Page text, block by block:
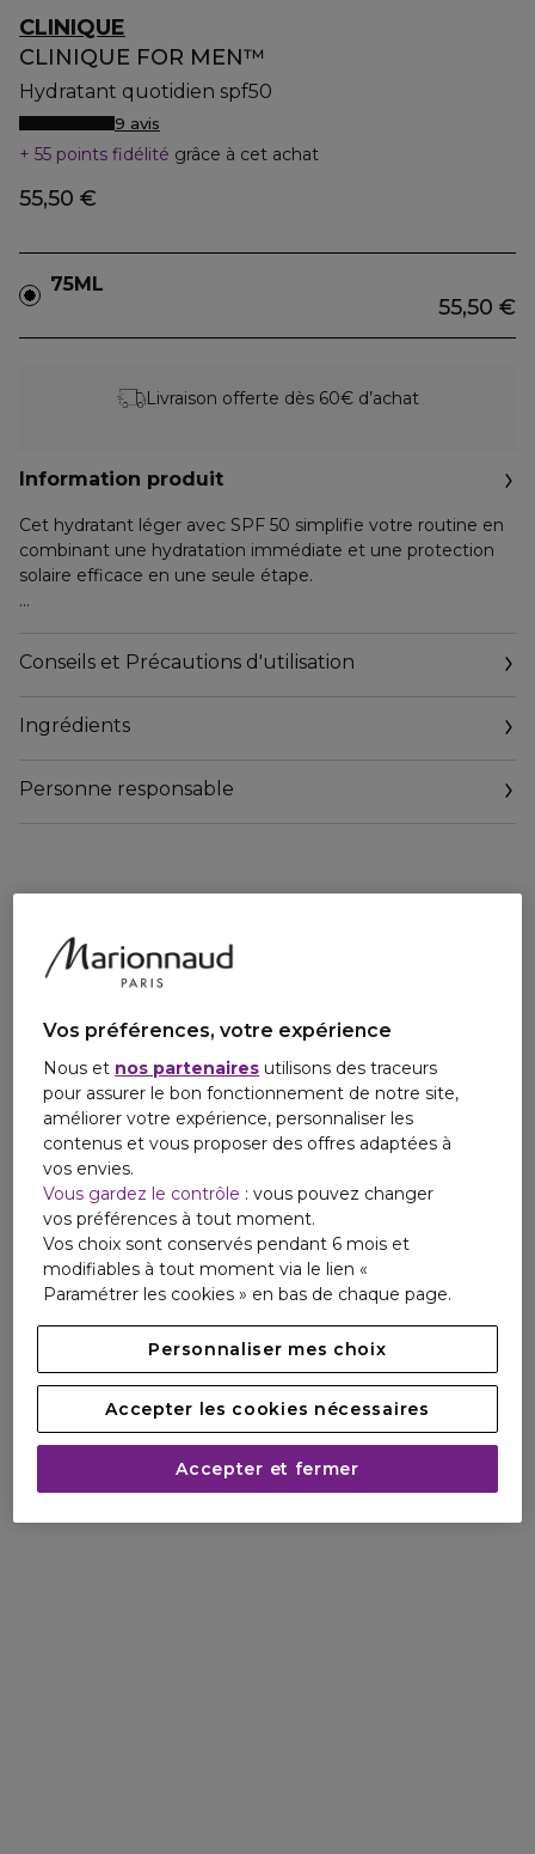
CLINIQUE
CLINIQUE FOR MEN™
Hydratant quotidien spf50
9 avis
55 points fidélité grâce à cet achat
55,50 €
75ML
55,50 €
Livraison offerte dès 60€ d’achat
Information produit
Cet hydratant léger avec SPF 50 simplifie votre routine en
combinant une hydratation immédiate et une protection
solaire efficace en une seule étape.
peau, tandis que sa formule aide à la protéger des rayons
UVA/UVB, responsables du vieillissement prématuré.
renforcée. Sa texture soyeuse, non grasse et sans fini blanc
protégée tout au long de la journée.
- Caféine : apaise la peau fraîchement rasée et contribue à
la protéger grâce à son pouvoir hydratant.
Développé par des dermatologues.
Convient aux peaux sensibles.
Conseils et Précautions d'utilisation
Ingrédients
Personne responsable
Vos préférences, votre expérience
Nous et nos partenaires utilisons des traceurs
pour assurer le bon fonctionnement de notre site,
améliorer votre expérience, personnaliser les
contenus et vous proposer des offres adaptées à
vos envies.
Vous gardez le contrôle : vous pouvez changer
vos préférences à tout moment.
Vos choix sont conservés pendant 6 mois et
modifiables à tout moment via le lien «
Paramétrer les cookies » en bas de chaque page.
Personnaliser mes choix
Accepter les cookies nécessaires
Accepter et fermer